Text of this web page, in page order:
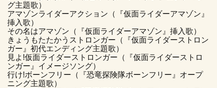
グ主題歌）
アマゾンライダーアクション（『仮面ライダーアマゾン』
挿入歌）
その名はアマゾン（『仮面ライダーアマゾン』挿入歌）
きょうもたたかうストロンガー（『仮面ライダーストロン
ガー』初代エンディング主題歌）
見よ!仮面ライダーストロンガー（『仮面ライダーストロ
ンガー』イメージソング）
行け!ボーンフリー（『恐竜探険隊ボーンフリー』オープ
ニング主題歌）